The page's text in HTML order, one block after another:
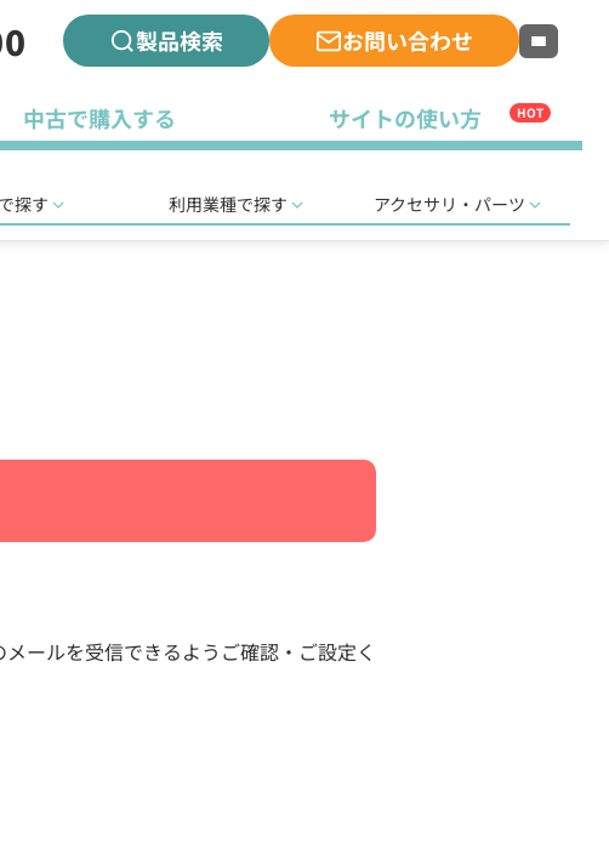
製品検索 お問い合わせ
中古で購入する サイトの使い方 HOT
探す 利用業種で探す アクセサリ・パーツ
ールを受信できるようご確認・ご設定く